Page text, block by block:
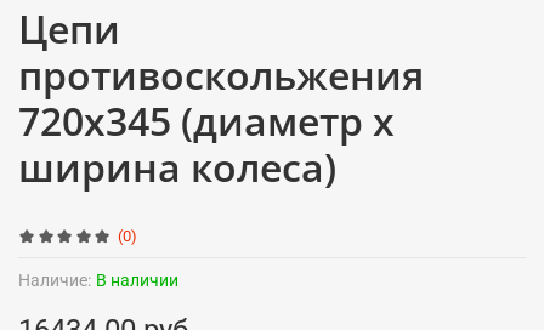
(0)
Наличие: В наличии
Цепи
противоскольжения
720x345 (диаметр x
ширина колеса)